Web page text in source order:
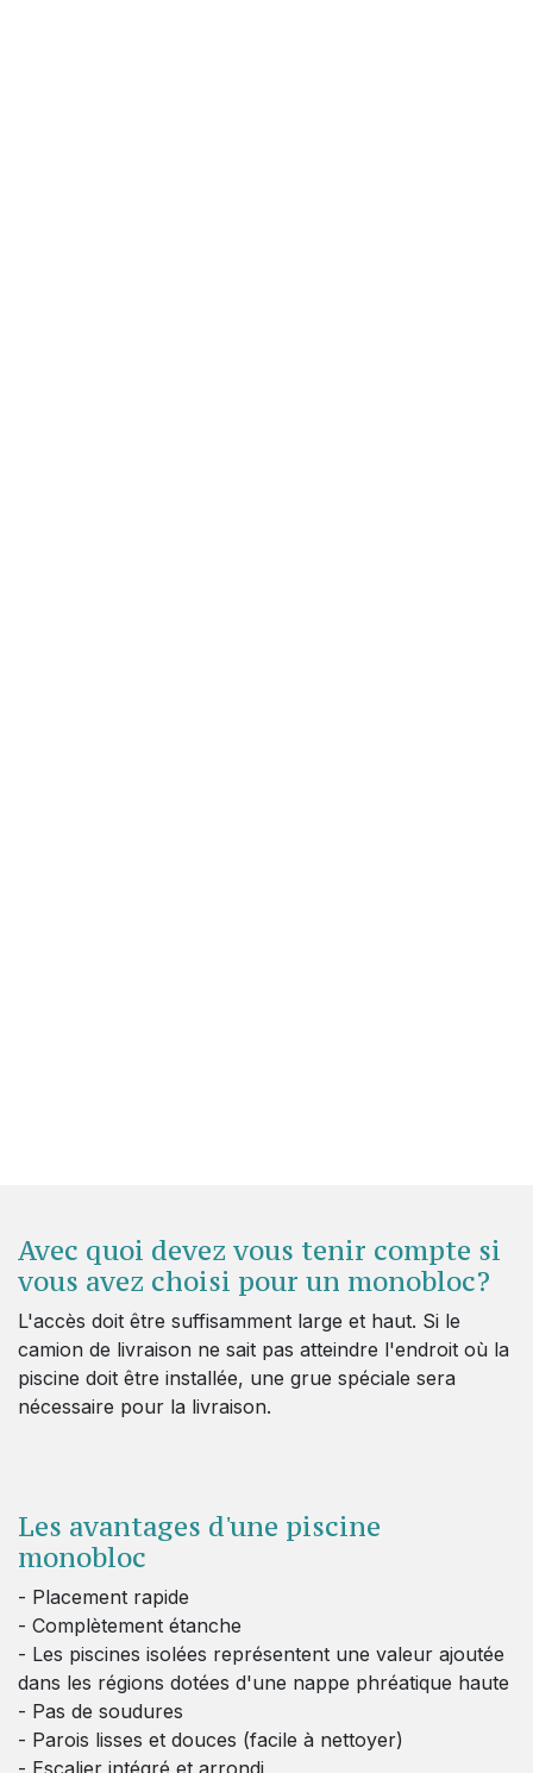
Avec quoi devez vous tenir compte si
vous avez choisi pour un monobloc?
L'accès doit être suffisamment large et haut. Si le
camion de livraison ne sait pas atteindre l'endroit où la
piscine doit être installée, une grue spéciale sera
nécessaire pour la livraison.
Les avantages d'une piscine
monobloc
- Placement rapide
- Complètement étanche
- Les piscines isolées représentent une valeur ajoutée
dans les régions dotées d'une nappe phréatique haute
- Pas de soudures
- Parois lisses et douces (facile à nettoyer)
- Escalier intégré et arrondi